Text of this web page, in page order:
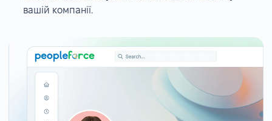
вашій компанії.